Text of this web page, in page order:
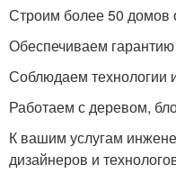
Строим более 50 домов
Обеспечиваем
Соблюдаем
Работаем с деревом,
К вашим услугам
дизайнеров и